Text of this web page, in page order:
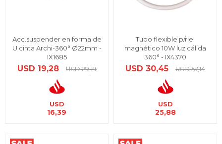
Acc.suspender en forma de
U cinta Archi-360° Ø22mm -
IX1685
USD 19,28 USD 29,19
USD
16,39
Tubo flexible p/riel
magnético 10W luz cálida
360° - IX4370
USD 30,45 USD 57,14
USD
25,88